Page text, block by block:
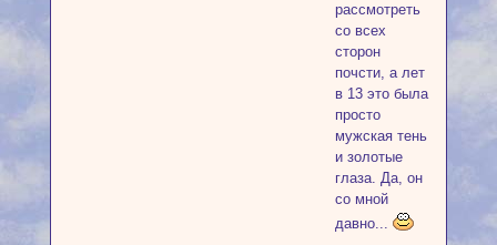
рассмотреть
со всех
сторон
почсти, а лет
в 13 это была
просто
мужская тень
и золотые
глаза. Да, он
со мной
давно...